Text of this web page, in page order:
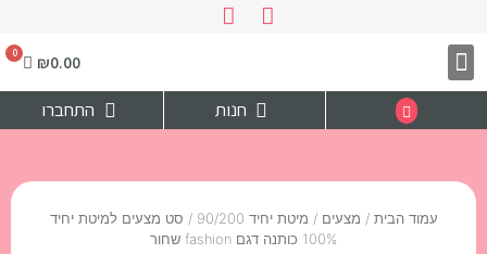
₪0.00
חנות התחברו
עמוד הבית / מצעים / מיטת יחיד 90/200
/ סט מצעים למיטת יחיד
100% כותנה דגם fashion שחור